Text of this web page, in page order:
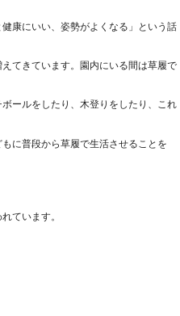
康にいい、姿勢がよくなる」という話
てきています。園内にいる間は草履で
ールをしたり、木登りをしたり、これ
に普段から草履で生活させることを
ています。